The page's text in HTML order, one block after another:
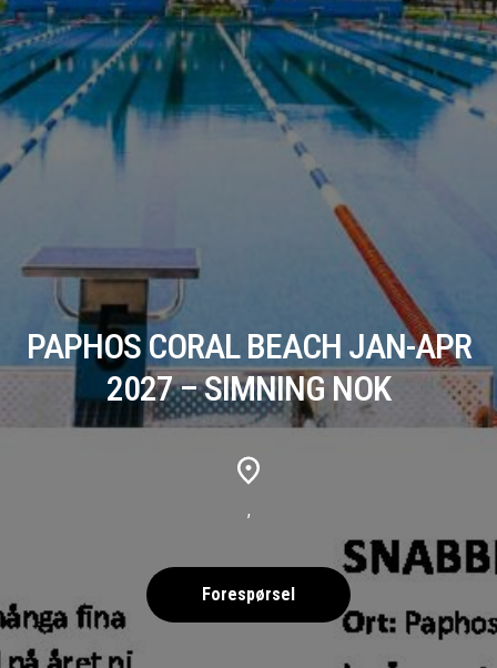
PAPHOS CORAL BEACH JAN-APR
2027 – SIMNING NOK
,
Forespørsel